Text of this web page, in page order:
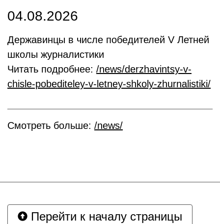
04.08.2026
Державинцы в числе победителей V Летней
школы журналистики
Читать подробнее: /news/derzhavintsy-v-
chisle-pobediteley-v-letney-shkoly-zhurnalistiki/
Смотреть больше: /news/
Перейти к началу страницы